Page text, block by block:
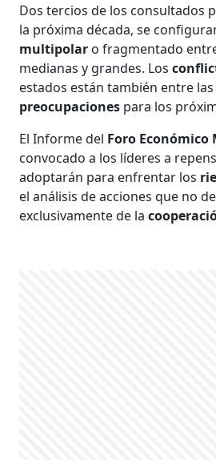
Dos tercios de los consultados
la próxima década, se
multipolar o fragmentado
medianas y grandes. Los
estados están también entre
preocupaciones para los
El Informe del Foro Económico
convocado a los líderes a
adoptarán para enfrentar los
el análisis de acciones que no
exclusivamente de la